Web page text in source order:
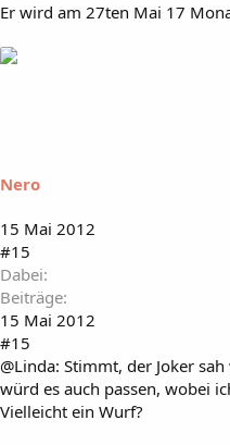
Er wird am 27ten Mai 17
Nero
15 Mai 2012
#15
Dabei
Beiträge
15 Mai 2012
#15
@Linda: Stimmt, der Joker
würd es auch passen, wobei
Vielleicht ein Wurf?